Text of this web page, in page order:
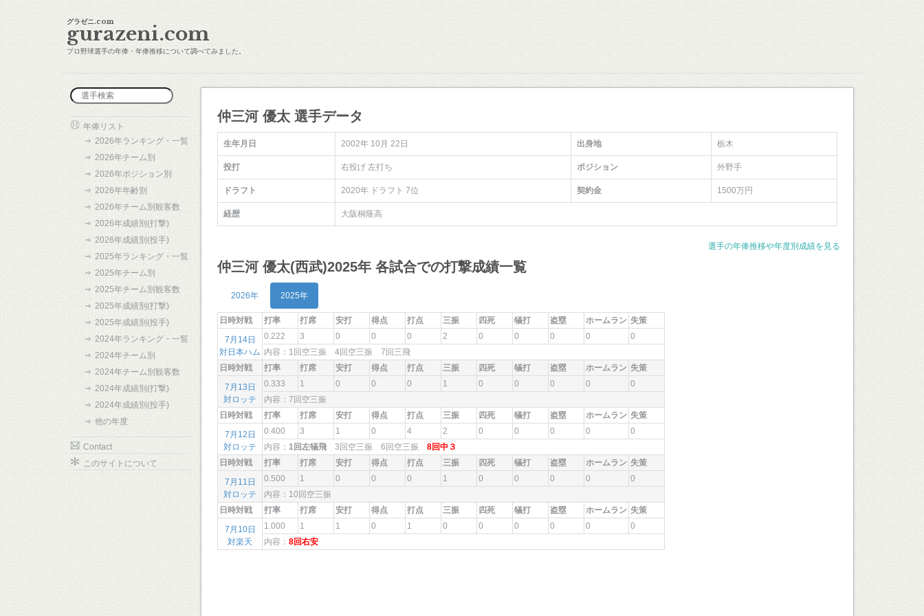
グラゼニ.com
gurazeni.com
プロ野球選手の年俸・年俸推移について調べてみました。
年俸リスト
2026年ランキング・一覧
2026年チーム別
2026年ポジション別
2026年年齢別
2026年チーム別観客数
2026年成績別(打撃)
2026年成績別(投手)
2025年ランキング・一覧
2025年チーム別
2025年チーム別観客数
2025年成績別(打撃)
2025年成績別(投手)
2024年ランキング・一覧
2024年チーム別
2024年チーム別観客数
2024年成績別(打撃)
2024年成績別(投手)
他の年度
Contact
このサイトについて
仲三河 優太 選手データ
生年月日 2002年 10月 22日 出身地 栃木
投打 右投げ 左打ち ポジション 外野手
ドラフト 2020年 ドラフト 7位 契約金 1500万円
経歴 大阪桐蔭高
選手の年俸推移や年度別成績を見る
仲三河 優太(西武)2025年 各試合での打撃成績一覧
2026年 2025年
日時対戦 打率 打席 安打 得点 打点 三振 四死 犠打 盗塁 ホームラン 失策
7月14日
対日本ハム
0.222 3 0 0 0 2 0 0 0 0
0
内容：1回空三振 4回空三振 7回三飛
日時対戦
打率 打席 安打 得点 打点 三振 四死 犠打 盗塁 ホームラン 失策
7月13日
対ロッテ
0.333 1 0 0 0 1 0 0 0 0
0
内容：7回空三振
日時対戦
打率 打席 安打 得点 打点 三振 四死 犠打 盗塁 ホームラン 失策
7月12日
対ロッテ
0.400 3 1 0 4 2 0 0 0 0
0
内容： 1回左犠飛 3回空三振 6回空三振 8回中３
日時対戦
打率 打席 安打 得点 打点 三振 四死 犠打 盗塁 ホームラン 失策
7月11日
対ロッテ
0.500 1 0 0 0 1 0 0 0 0
0
内容：10回空三振
日時対戦
打率 打席 安打 得点 打点 三振 四死 犠打 盗塁 ホームラン 失策
7月10日
対楽天
1.000 1 1 0 1 0 0 0 0 0
0
内容： 8回右安